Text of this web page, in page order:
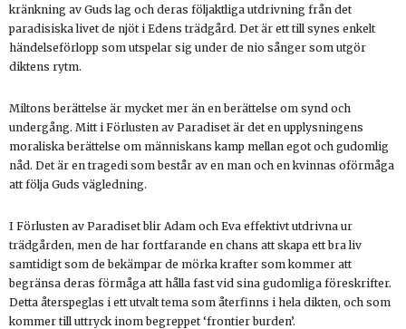
kränkning av Guds lag och deras följaktliga utdrivning från det
paradisiska livet de njöt i Edens trädgård. Det är ett till synes enkelt
händelseförlopp som utspelar sig under de nio sånger som utgör
diktens rytm.
Miltons berättelse är mycket mer än en berättelse om synd och
undergång. Mitt i Förlusten av Paradiset är det en upplysningens
moraliska berättelse om människans kamp mellan egot och gudomlig
nåd. Det är en tragedi som består av en man och en kvinnas oförmåga
att följa Guds vägledning.
I Förlusten av Paradiset blir Adam och Eva effektivt utdrivna ur
trädgården, men de har fortfarande en chans att skapa ett bra liv
samtidigt som de bekämpar de mörka krafter som kommer att
begränsa deras förmåga att hålla fast vid sina gudomliga föreskrifter.
Detta återspeglas i ett utvalt tema som återfinns i hela dikten, och som
kommer till uttryck inom begreppet ‘frontier burden’.